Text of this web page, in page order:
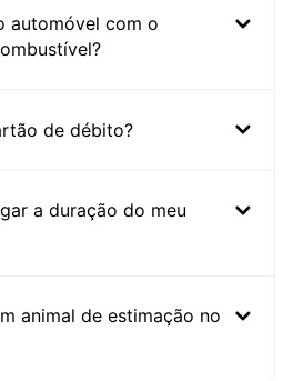
automóvel com o
de débito?
a duração do meu
animal de estimação no